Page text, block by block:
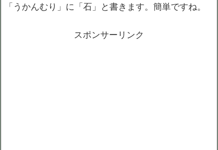
「うかんむり」に「石」と書きます。簡単ですね。
スポンサーリンク